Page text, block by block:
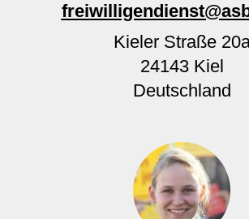
Kieler Straße
24143 Kiel
Deutschland